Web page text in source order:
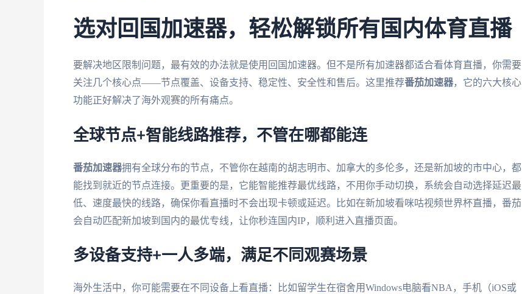
选对回国加速器，轻松解锁所有国内体育直播
要解决地区限制问题，最有效的办法就是使用回国加速器。但不是所有加速器都适合看体育直播，你需要
关注几个核心点——节点覆盖、设备支持、稳定性、安全性和售后。这里推荐番茄加速器，它的六大核心
功能正好解决了海外观赛的所有痛点。
全球节点+智能线路推荐，不管在哪都能连
番茄加速器拥有全球分布的节点，不管你在越南的胡志明市、加拿大的多伦多，还是新加坡的市中心，都
能找到就近的节点连接。更重要的是，它能智能推荐最优线路，不用你手动切换，系统会自动选择延迟最
低、速度最快的线路，确保你看直播时不会出现卡顿或延迟。比如在新加坡看咪咕视频世界杯直播，番茄
会自动匹配新加坡到国内的最优专线，让你秒连国内IP，顺利进入直播页面。
多设备支持+一人多端，满足不同观赛场景
海外生活中，你可能需要在不同设备上看直播：比如留学生在宿舍用Windows电脑看NBA，手机（iOS或